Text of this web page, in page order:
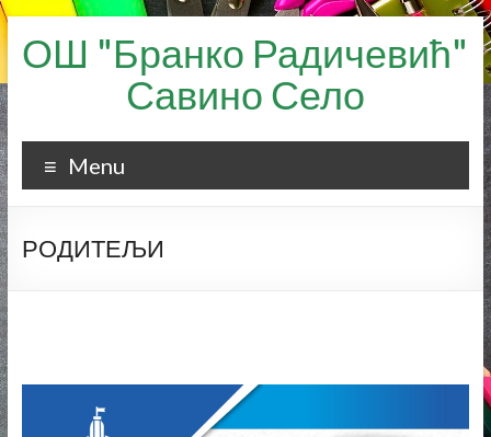
Skip
to
content
ОШ "Бранко Радичевић"
Савино Село
Menu
РОДИТЕЉИ